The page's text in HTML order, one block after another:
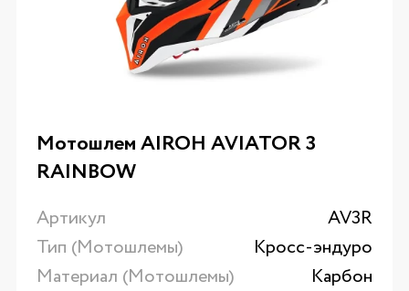
Мотошлем AIROH AVIATOR 3
RAINBOW
Артикул
AV3R
Тип (Мотошлемы)
Кросс-эндуро
Материал (Мотошлемы)
Карбон